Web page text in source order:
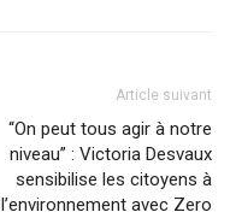
Article suivant
“On peut tous agir à notre
niveau” : Victoria Desvaux
sensibilise les citoyens à
l’environnement avec Zero